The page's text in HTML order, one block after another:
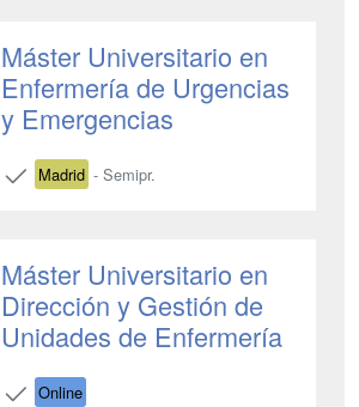
Máster Universitario en
Enfermería de Urgencias
y Emergencias
Madrid - Semipr.
Máster Universitario en
Dirección y Gestión de
Unidades de Enfermería
Online